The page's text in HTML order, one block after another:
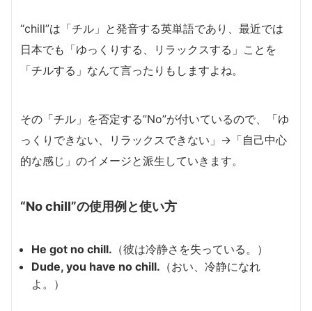
“chill”は「チル」と発音する英単語であり、最近では
日本でも「ゆっくりする、リラックスする」ことを
「チルする」なんて言ったりもしますよね。
その「チル」を否定する”No”が付いているので、「ゆ
っくりできない、リラックスできない」→「自己中心
的な感じ」のイメージと派生していきます。
“No chill”の使用例と使い方
He got no chill. （彼は冷静さを失っている。）
Dude, you have no chill. （おい、冷静になれ
よ。）